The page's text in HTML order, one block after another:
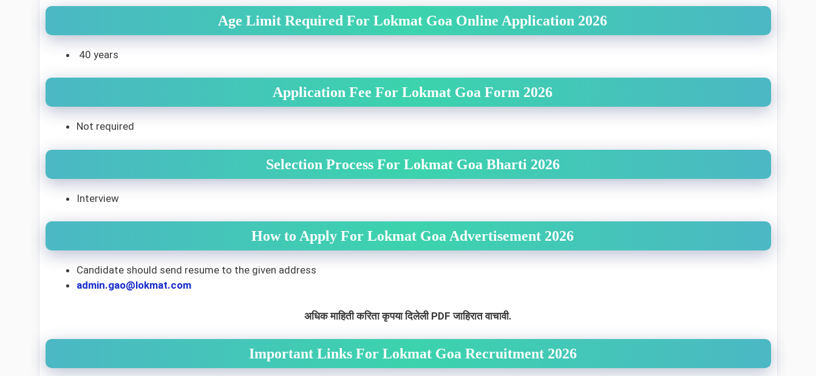
Age Limit Required For Lokmat Goa Online Application 2026
40 years
Application Fee For Lokmat Goa Form 2026
Not required
Selection Process For Lokmat Goa Bharti 2026
Interview
How to Apply For Lokmat Goa Advertisement 2026
Candidate should send resume to the given address
admin.gao@lokmat.com
अधिक माहिती करिता कृपया दिलेली PDF जाहिरात वाचावी.
Important Links For Lokmat Goa Recruitment 2026